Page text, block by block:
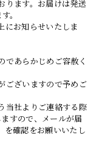
ります。お届けは発送
。
にお知らせいたしま
あらかじめご容赦く
ございますので予めご
当社よりご連絡する際
すので、メールが届
を確認をお願いいたし